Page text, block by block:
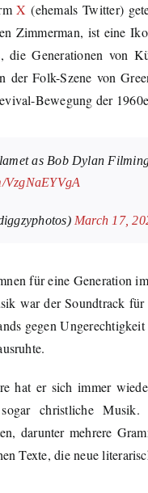
X (ehemals Twitter)
Zimmerman, ist eine
die Generationen von
der Folk-Szene von
Bewegung der
as Bob Dylan
VzgNaEYVgA
March 17,
für eine Generation
war der Soundtrack
gegen
hat er sich immer
christliche
darunter mehrere
Texte, die neue